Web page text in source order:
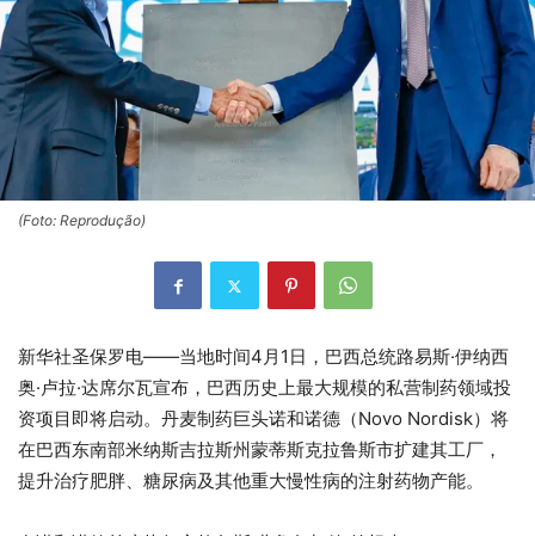
(Foto: Reprodução)
新华社圣保罗电——当地时间4月1日，巴西总统路易斯·伊纳西
奥·卢拉·达席尔瓦宣布，巴西历史上最大规模的私营制药领域投
资项目即将启动。丹麦制药巨头诺和诺德（Novo Nordisk）将
在巴西东南部米纳斯吉拉斯州蒙蒂斯克拉鲁斯市扩建其工厂，
提升治疗肥胖、糖尿病及其他重大慢性病的注射药物产能。